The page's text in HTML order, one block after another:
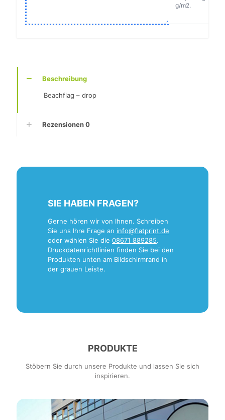
Beschreibung
Beachflag – drop
Rezensionen0
SIE HABEN FRAGEN?
Gerne hören wir von Ihnen. Schreiben
Sie uns Ihre Frage an info@flatprint.de
oder wählen Sie die 08671 889285.
Druckdatenrichtlinien finden Sie bei den
Produkten unten am Bildschirmrand in
der grauen Leiste.
PRODUKTE
Stöbern Sie durch unsere Produkte und lassen Sie sich
inspirieren.